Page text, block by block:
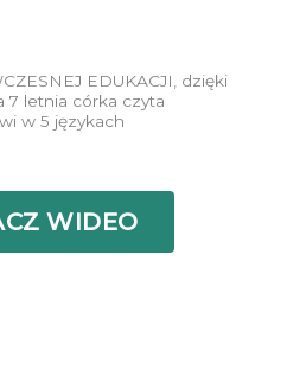
EDUKACJI, dzięki
7 letnia córka czyta
w 5 językach
WIDEO